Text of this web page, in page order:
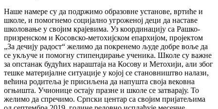
Наше намере су да подржимо образовне установе, вртиће и
школе, и помогнемо социјално угроженој деци да наставе
школовање у својим крајевима. Уз координацију са Рашко-
призренском и Косовско-метохијском епархијом, пројектом
„За дечију радост“ желимо да покренемо људе добре воље да
се укључе и помогну стипендирање ученика. Школе су важне
за опстанак будућих нараштаја на Косову и Метохији, али због
тешке материјалне ситуације у којој се становништво налази,
већина родитеља је присиљена да напушта своја вековна
огњишта. Учионице остају празне и школе се затварају. То
желимо да спречимо. Српски центар са својим пријатељима